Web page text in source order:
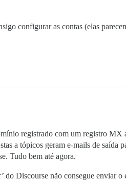
configurar as contas (elas
registrado com um registro MX
a tópicos geram e-mails de saída
Tudo bem até agora.
do Discourse não consegue enviar o